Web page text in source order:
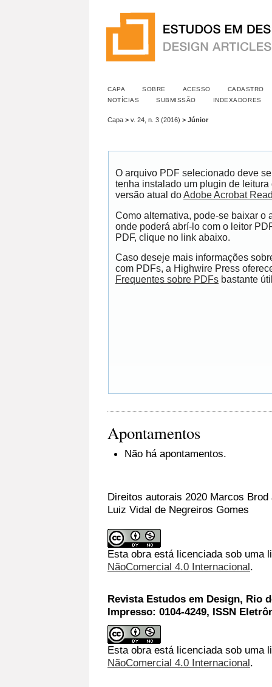
CAPA SOBRE ACESSO
CADASTRO
NOTÍCIAS
SUBMISSÃO INDEXADORES
Capa > v. 24, n. 3 (2016) > Júnior
O arquivo PDF selecionado deve
tenha instalado um plugin de
versão atual doAdobe Acrobat
Como alternativa, pode-se baixar o
onde poderá abrí-lo com o leitor
PDF, clique no link abaixo.
Caso deseje mais informações
com PDFs, a Highwire Press
Frequentes sobre PDFs bastante
Apontamentos
Não há apontamentos.
Direitos autorais 2020 Marcos
Luiz Vidal de Negreiros Gomes
Esta obra está licenciada sob uma
NãoComercial 4.0 Internacional.
Revista Estudos em Design, Rio
Impresso: 0104-4249, ISSN
Esta obra está licenciada sob uma
NãoComercial 4.0 Internacional.